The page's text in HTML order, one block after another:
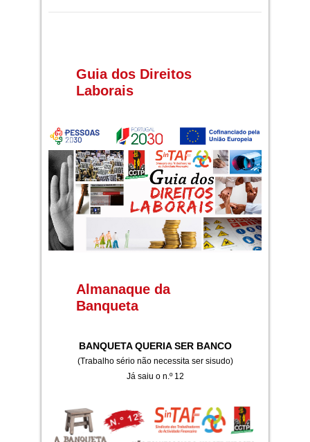
Guia dos Direitos
Laborais
Almanaque da
Banqueta
BANQUETA QUERIA SER BANCO
(Trabalho sério não necessita ser sisudo)
Já saiu o n.º 12